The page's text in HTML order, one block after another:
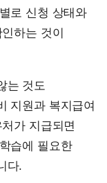
로 신청 상태와
하는 것이
는 것도
지원과 복지급여
가 지급되면
습에 필요한
다.